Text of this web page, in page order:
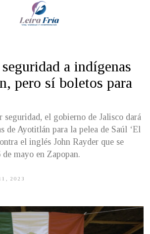
a indígenas
pero sí boletos para
seguridad, el gobierno de Jalisco dará
de Ayotitlán para la pelea de Saúl ‘El
el inglés John Rayder que se
mayo en Zapopan.
2023
L
1
,